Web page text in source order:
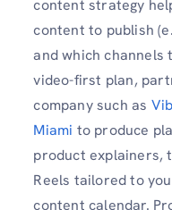
content strategy
content to publish
and which channels
video-first plan,
company such as
Miami to produce
product explainers,
Reels tailored to
content calendar.